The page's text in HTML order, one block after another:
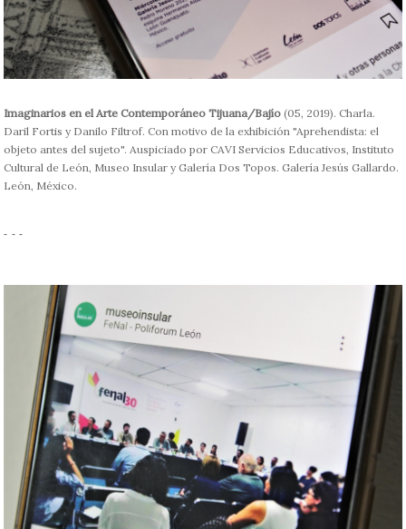
Imaginarios en el Arte Contemporáneo Tijuana/Bajío (05, 2019). Charla.
Daril Fortis y Danilo Filtrof. Con motivo de la exhibición "Aprehendista: el
objeto antes del sujeto". Auspiciado por CAVI Servicios Educativos, Instituto
Cultural de León, Museo Insular y Galería Dos Topos. Galería Jesús Gallardo.
León, México.
- - -